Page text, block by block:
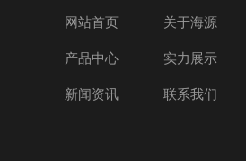
网站首页 关于海源
产品中心 实力展示
新闻资讯 联系我们